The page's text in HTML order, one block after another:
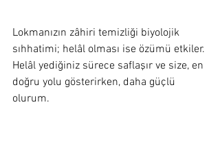
Lokmanızın zâhiri temizliği biyolojik
sıhhatimi; helâl olması ise özümü etkiler.
Helâl yediğiniz sürece saflaşır ve size, en
doğru yolu gösterirken, daha güçlü
olurum.